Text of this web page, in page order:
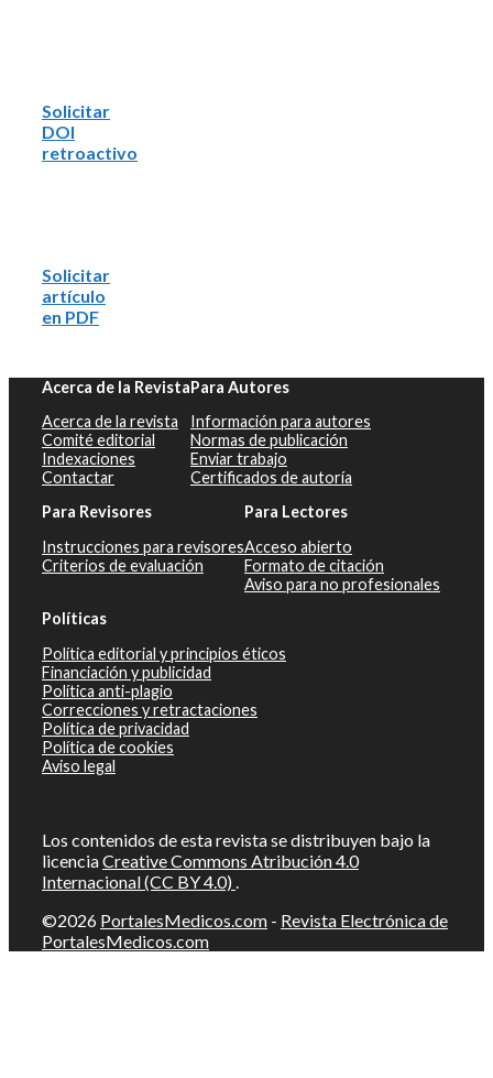
Solicitar
DOI
retroactivo
Solicitar
artículo
en PDF
Acerca de la Revista
Acerca de la revista
Comité editorial
Indexaciones
Contactar
Para Autores
Información para autores
Normas de publicación
Enviar trabajo
Certificados de autoría
Para Revisores
Instrucciones para revisores
Criterios de evaluación
Para Lectores
Acceso abierto
Formato de citación
Aviso para no profesionales
Políticas
Política editorial y principios éticos
Financiación y publicidad
Política anti-plagio
Correcciones y retractaciones
Política de privacidad
Política de cookies
Aviso legal
Los contenidos de esta revista se distribuyen bajo la
licenciaCreative Commons Atribución 4.0
Internacional (CC BY 4.0) .
©2026 PortalesMedicos.com - Revista Electrónica de
PortalesMedicos.com